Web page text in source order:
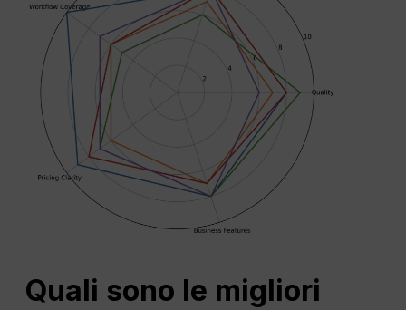
Quali sono le migliori